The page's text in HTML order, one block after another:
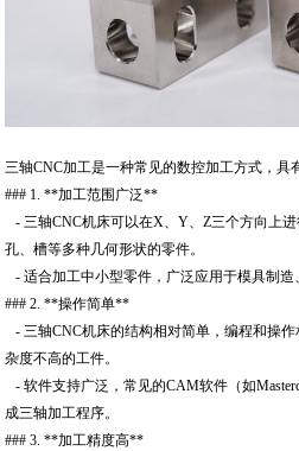
三轴CNC加工是一种常见的数控加工方式，具
### 1. **加工范围广泛**
- 三轴CNC机床可以在X、Y、Z三个方向上进
孔、槽等多种几何形状的零件。
- 适合加工中小型零件，广泛应用于模具制造
### 2. **操作简单**
- 三轴CNC机床的结构相对简单，编程和操
杂度不高的工件。
- 软件支持广泛，常见的CAM软件（如
成三轴加工程序。
### 3. **加工精度高**